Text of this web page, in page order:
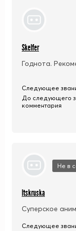
Skelfer
Годнота.
Следующее
До следующего
комментария
Не в
ltskruska
Суперское
Следующее